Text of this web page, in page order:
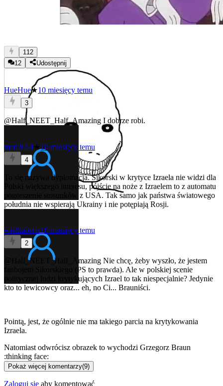
112
12
Udostępnij
HueHue★10 miesięcy temu
3
@Half_NEET_Half_Amazing I dobrze robi.
mati3654 ★10 miesięcy temu
4
To się nazywa dyplomacja. Sikorski w krytyce Izraela nie widzi dla
Polski większego interesu, pójście na noże z Izraelem to z automatu
pogorszenie stosunków z USA. Tak samo jak państwa światowego
południa nie wspierają Ukrainy i nie potępiają Rosji.
wielkaberta10 miesięcy temu
2
@Half_NEET_Half_Amazing Nie chcę, żeby wyszło, że jestem
fanbojem Sikorskiego (PS to prawda). Ale w polskiej scenie
politycznej ludzi krytykujących Izrael to tak niespecjalnie? Jedynie
kto to lewicowcy oraz... eh, no Ci... Brauniści.
Pointą, jest, że ogólnie nie ma takiego parcia na krytykowania
Izraela.
Natomiast odwrócisz obrazek to wychodzi Grzegorz Braun
:thinking face:
Pokaż więcej komentarzy(9)
Zaloguj się aby komentować